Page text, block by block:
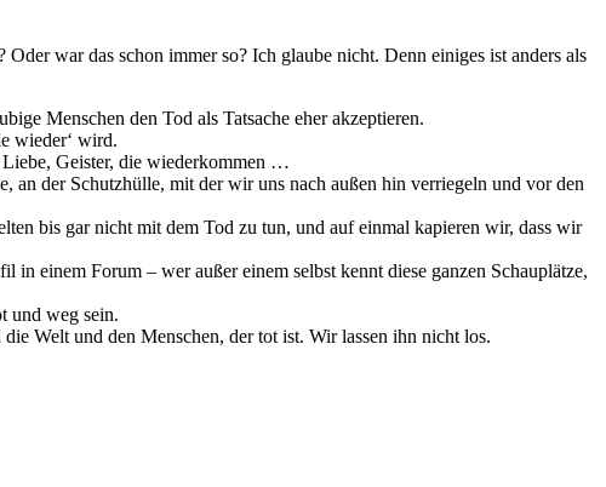
war das schon immer so? Ich glau­be nicht. Denn eini­ges ist anders als
Menschen den Tod als Tatsache eher akzeptieren.
wie­der‘ wird.
Geister, die wiederkommen …
an der Schutzhülle, mit der wir uns nach außen hin ver­rie­geln und vor den
bis gar nicht mit dem Tod zu tun, und auf ein­mal kapie­ren wir, dass wir
einem Forum – wer außer einem selbst kennt die­se gan­zen Schauplätze,
und weg sein.
Welt und den Menschen, der tot ist. Wir las­sen ihn nicht los.